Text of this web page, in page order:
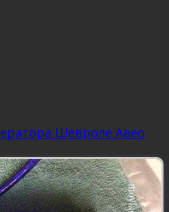
Шевроле Авео